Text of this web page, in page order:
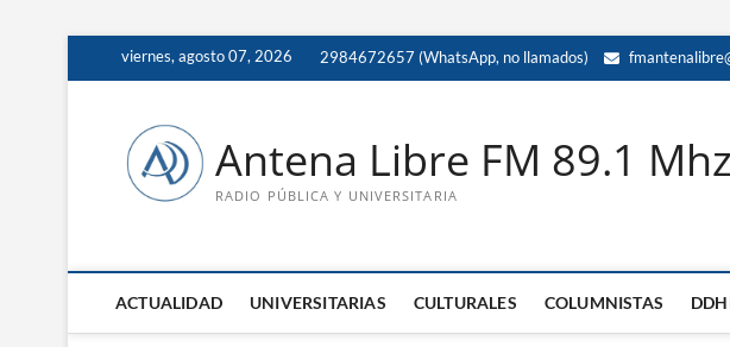
viernes, agosto 07, 2026 2984672657 (WhatsApp, no llamados)
Antena Libre FM 89.1 Mhz
RADIO PÚBLICA Y UNIVERSITARIA
ACTUALIDAD UNIVERSITARIAS CULTURALES COLUMNISTAS